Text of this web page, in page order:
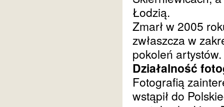
Łodzią.
Zmarł w 2005
zwłaszcza w
pokoleń artystów.
Działalność
Fotografią
wstąpił do